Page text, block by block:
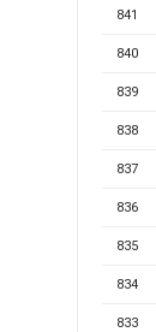
841
840
839
838
837
836
835
834
833